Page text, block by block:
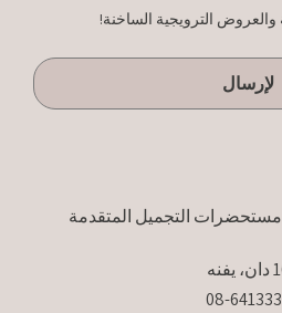
والعروض الترويجية الساخنة!
لإرسال
التجميل المتقدمة
08-